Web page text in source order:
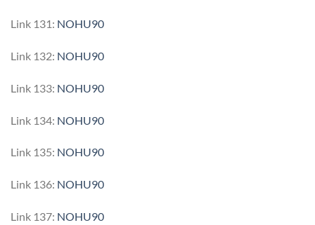
Link 131: NOHU90
Link 132: NOHU90
Link 133: NOHU90
Link 134: NOHU90
Link 135: NOHU90
Link 136: NOHU90
Link 137: NOHU90